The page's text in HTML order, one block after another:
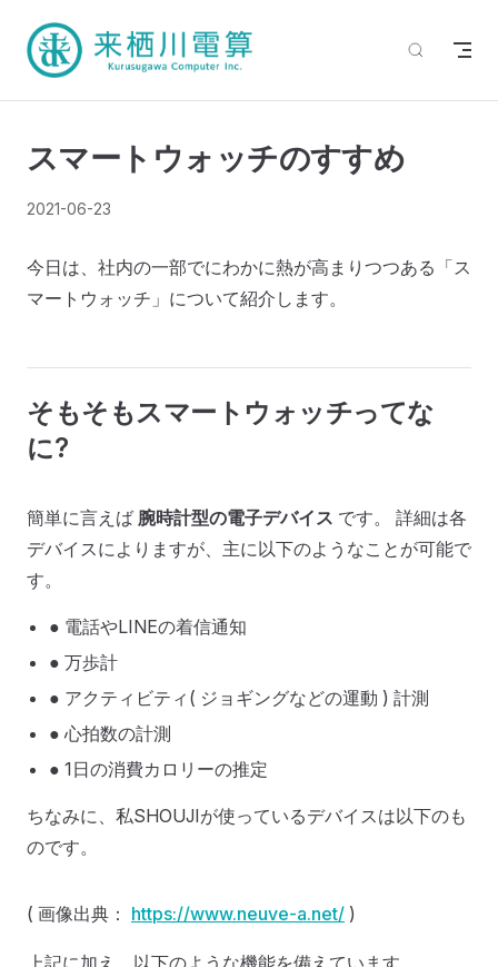
スマートウォッチのすすめ
2021-06-23
今日は、社内の一部でにわかに熱が高まりつつある「ス
マートウォッチ」について紹介します。
そもそもスマートウォッチってな
に?
簡単に言えば 腕時計型の電子デバイス です。 詳細は各
デバイスによりますが、主に以下のようなことが可能で
す。
● 電話やLINEの着信通知
● 万歩計
● アクティビティ( ジョギングなどの運動 ) 計測
● 心拍数の計測
● 1日の消費カロリーの推定
ちなみに、私SHOUJIが使っているデバイスは以下のも
のです。
( 画像出典： https://www.neuve-a.net/ )
上記に加え、以下のような機能を備えています。